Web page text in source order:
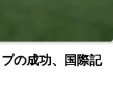
の成功、国際記